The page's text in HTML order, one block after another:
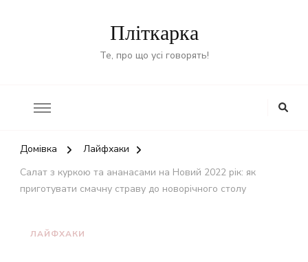
Пліткарка
Те, про що усі говорять!
Домівка
Лайфхаки
Салат з куркою та ананасами на Новий 2022 рік: як
приготувати смачну страву до новорічного столу
ЛАЙФХАКИ